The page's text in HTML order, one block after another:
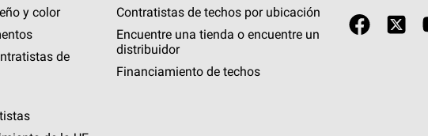
y color
de
Contratistas de techos por ubicación
Encuentre una tienda o encuentre un
distribuidor
Financiamiento de techos